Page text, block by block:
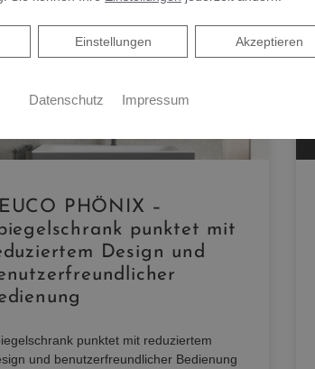
PHÖNIX –
punktet mit
Design und
punktet mit reduziertem
und benutzerfreundlicher Bedienung
Akzeptieren
Einstellungen
Datenschutz Impressum